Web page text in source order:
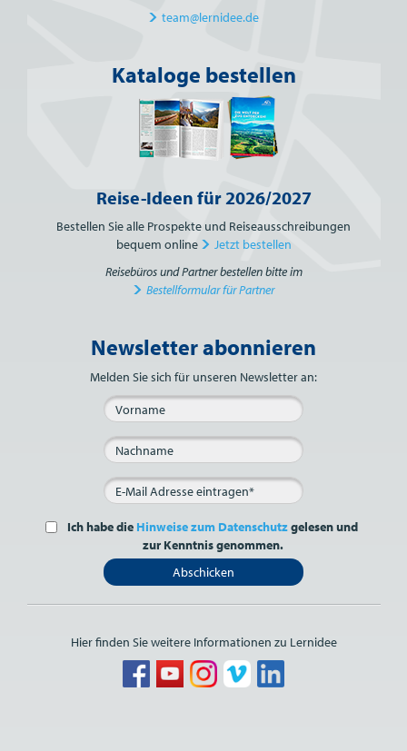
team@lernidee.de
Kataloge bestellen
Reise-Ideen für 2026/2027
Bestellen Sie alle Prospekte und Reiseausschreibungen
bequem online
Jetzt bestellen
Reisebüros und Partner bestellen bitte im
Bestellformular für Partner
Bitte nicht ausfüllen.
Newsletter abonnieren
Melden Sie sich für unseren Newsletter an:
Ich habe die Hinweise zum Datenschutzgelesen und
zur Kenntnis genommen.
Abschicken
Hier finden Sie weitere Informationen zu Lernidee